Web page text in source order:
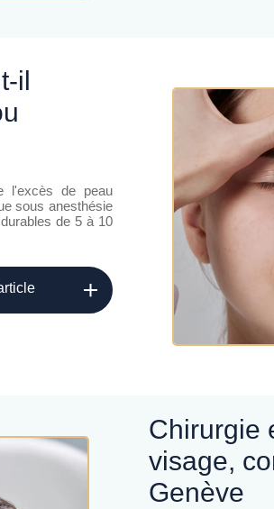
l'excès de peau
sous anesthésie
de 5 à 10
Chirurgie esthétique chez l'homme :
visage,
Genève